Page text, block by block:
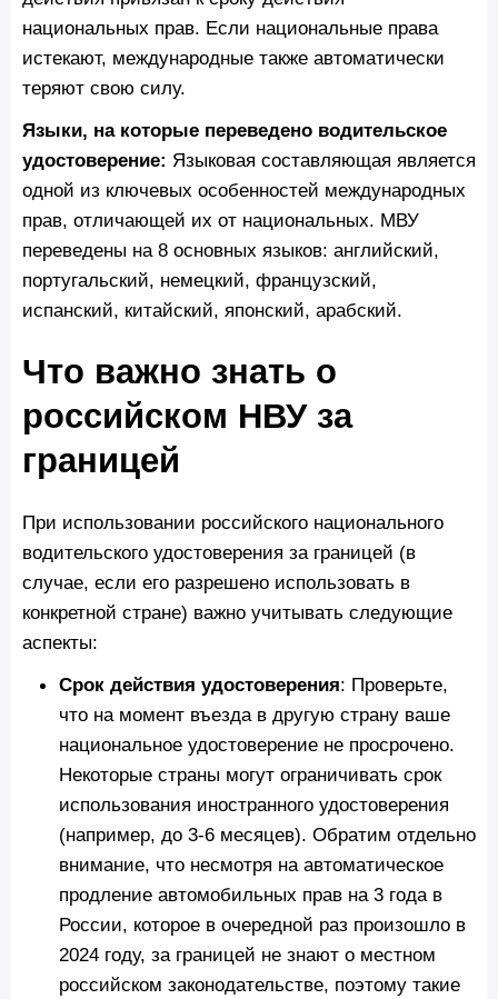
национальных прав. Если национальные права
истекают, международные также автоматически
теряют свою силу.
Языки, на которые переведено водительское
удостоверение: Языковая составляющая является
одной из ключевых особенностей международных
прав, отличающей их от национальных. МВУ
переведены на 8 основных языков: английский,
португальский, немецкий, французский,
испанский, китайский, японский, арабский.
Что важно знать о
российском НВУ за
границей
При использовании российского национального
водительского удостоверения за границей (в
случае, если его разрешено использовать в
конкретной стране) важно учитывать следующие
аспекты:
Срок действия удостоверения: Проверьте,
что на момент въезда в другую страну ваше
национальное удостоверение не просрочено.
Некоторые страны могут ограничивать срок
использования иностранного удостоверения
(например, до 3-6 месяцев). Обратим отдельно
внимание, что несмотря на автоматическое
продление автомобильных прав на 3 года в
России, которое в очередной раз произошло в
2024 году, за границей не знают о местном
российском законодательстве, поэтому такие